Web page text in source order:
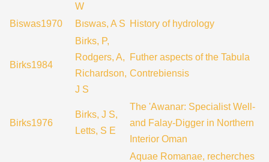
W
Biswas1970 Bıswas, A S History of hydrology
Birks1984
Birks, P,
Rodgers, A,
Richardson,
J S
Futher aspects of the Tabula
Contrebiensis
Birks1976
Birks, J S,
Letts, S E
The 'Awanar: Specialist Well-
and Falay-Digger in Northern
Interior Oman
Aquae Romanae, recherches